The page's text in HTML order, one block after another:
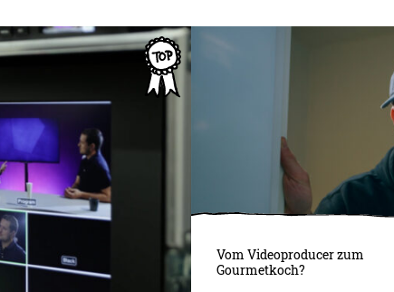
Vom Videoproducer zum
Gourmetkoch?